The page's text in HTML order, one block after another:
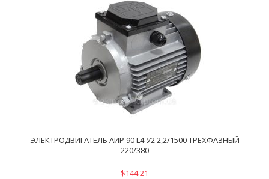
ЭЛЕКТРОДВИГАТЕЛЬ АИР 90 L4 У2 2,2/1500 ТРЕХФАЗНЫЙ
220/380
$144.21